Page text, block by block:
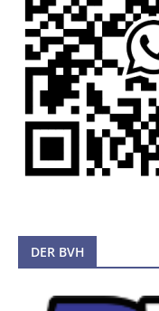
DER BVH